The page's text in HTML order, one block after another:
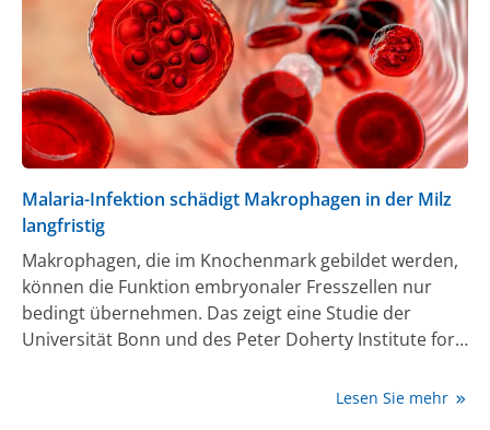
Malaria-Infektion schädigt Makrophagen in der Milz
langfristig
Makrophagen, die im Knochenmark gebildet werden,
können die Funktion embryonaler Fresszellen nur
bedingt übernehmen. Das zeigt eine Studie der
Universität Bonn und des Peter Doherty Institute for
Die Forschenden haben nachgewiesen, dass eine
Lesen Sie mehr